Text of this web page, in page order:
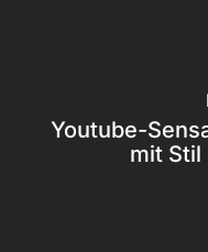
Youtube-
mit Stil